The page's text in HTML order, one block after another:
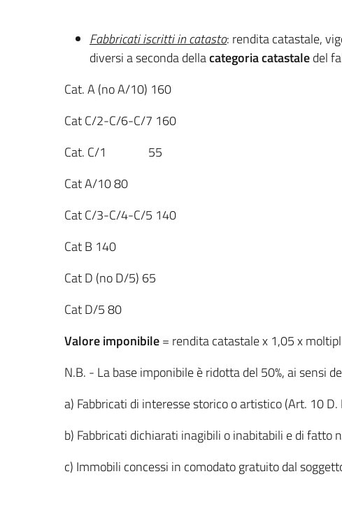
Fabbricati iscritti in catasto: rendita catastale,
diversi a seconda dellacategoria catastaledel
Cat. A (no A/10) 160
Cat C/2-C/6-C/7 160
Cat. C/1 55
Cat A/10 80
Cat C/3-C/4-C/5 140
Cat B 140
Cat D (no D/5) 65
Cat D/5 80
Valore imponibile= rendita catastale x 1,05 x
N.B. - La base imponibile è ridotta del 50%, ai sensi
a) Fabbricati di interesse storico o artistico (Art. 10
b) Fabbricati dichiarati inagibili o inabitabili e di fatto
c) Immobili concessi in comodato gratuito dal